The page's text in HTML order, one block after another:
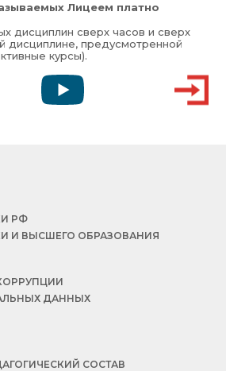
Лицеем платно
дисциплин сверх часов и сверх
дисциплине, предусмотренной
курсы).
РФ
И ВЫСШЕГО ОБРАЗОВАНИЯ
ДАННЫХ
СОСТАВ